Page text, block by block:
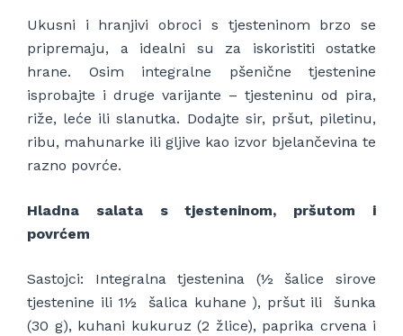
Ukusni i hranjivi obroci s tjesteninom brzo se
pripremaju, a idealni su za iskoristiti ostatke
hrane. Osim integralne pšenične tjestenine
isprobajte i druge varijante – tjesteninu od pira,
riže, leće ili slanutka. Dodajte sir, pršut, piletinu,
ribu, mahunarke ili gljive kao izvor bjelančevina te
razno povrće.
Hladna salata s tjesteninom, pršutom i
povrćem
Sastojci: Integralna tjestenina (½ šalice sirove
tjestenine ili 1½ šalica kuhane ), pršut ili šunka
(30 g), kuhani kukuruz (2 žlice), paprika crvena i